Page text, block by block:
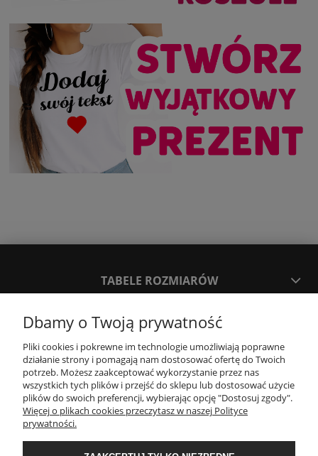
TABELE ROZMIARÓW
SPOSOBY PŁATNOŚCI ORAZ CZAS I KOSZTY DOSTAWY
KONTAKT
WYMIANA / ZWROTY / REKLAMACJE
Dbamy o Twoją prywatność
Pliki cookies i pokrewne im technologie umożliwiają poprawne
działanie strony i pomagają nam dostosować ofertę do Twoich
potrzeb. Możesz zaakceptować wykorzystanie przez nas
wszystkich tych plików i przejść do sklepu lub dostosować użycie
plików do swoich preferencji, wybierając opcję "Dostosuj zgody".
Więcej o plikach cookies przeczytasz w naszej Polityce
prywatności.